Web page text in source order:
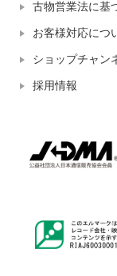
古物営業法に基
お客様対応につ
ショップチャン
採用情報